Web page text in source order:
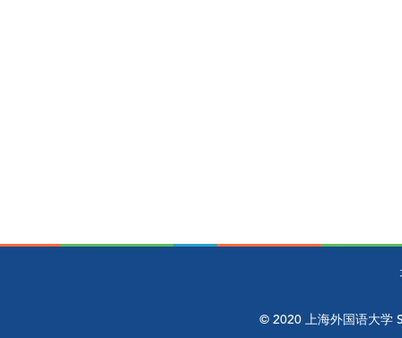
© 2020 上海外国语大学